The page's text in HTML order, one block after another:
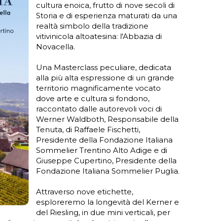
cultura enoica, frutto di nove secoli di
Storia e di esperienza maturati da una
realtà simbolo della tradizione
vitivinicola altoatesina: l'Abbazia di
Novacella.
Una Masterclass peculiare, dedicata
alla più alta espressione di un grande
territorio magnificamente vocato
dove arte e cultura si fondono,
raccontato dalle autorevoli voci di
Werner Waldboth, Responsabile della
Tenuta, di Raffaele Fischetti,
Presidente della Fondazione Italiana
Sommelier Trentino Alto Adige e di
Giuseppe Cupertino, Presidente della
Fondazione Italiana Sommelier Puglia.
Attraverso nove etichette,
esploreremo la longevità del Kerner e
del Riesling, in due mini verticali, per